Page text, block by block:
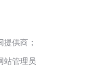
供商；
站管理员